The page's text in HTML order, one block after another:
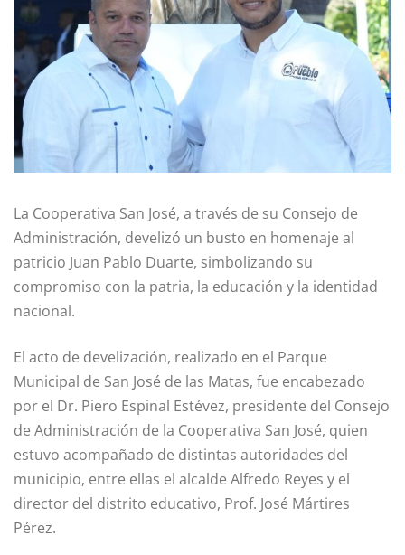
La Cooperativa San José, a través de su Consejo de
Administración, develizó un busto en homenaje al
patricio Juan Pablo Duarte, simbolizando su
compromiso con la patria, la educación y la identidad
nacional.
El acto de develización, realizado en el Parque
Municipal de San José de las Matas, fue encabezado
por el Dr. Piero Espinal Estévez, presidente del Consejo
de Administración de la Cooperativa San José, quien
estuvo acompañado de distintas autoridades del
municipio, entre ellas el alcalde Alfredo Reyes y el
director del distrito educativo, Prof. José Mártires
Pérez.